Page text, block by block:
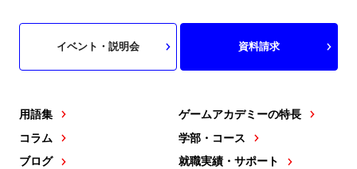
用語集
コラム
ブログ
ゲームアカデミーの特長
学部・コース
就職実績・サポート
イベント・説明会 資料請求